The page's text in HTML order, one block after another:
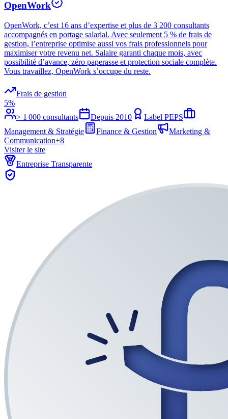
OpenWork
OpenWork, c’est 16 ans d’expertise et plus de 3 200 consultants
accompagnés en portage salarial. Avec seulement 5 % de frais de
gestion, l’entreprise optimise aussi vos frais professionnels pour
maximiser votre revenu net. Salaire garanti chaque mois, avec
possibilité d’avance, zéro paperasse et protection sociale complète.
Vous travaillez, OpenWork s’occupe du reste.
Frais de gestion
5%
> 1 000 consultants
Depuis 2010
Label PEPS
Management & Stratégie
Finance & Gestion
Marketing &
Communication+8
Visiter le site
Entreprise Transparente